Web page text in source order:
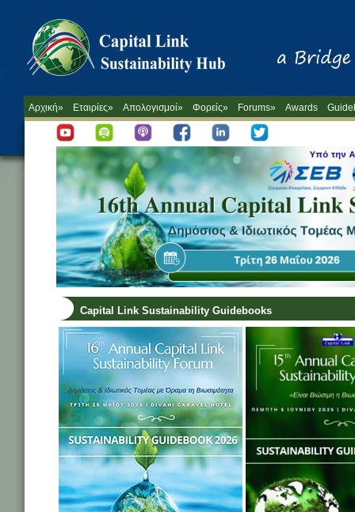
Αρχική» Εταιρίες» Απολογισμοί» Φορείς» Forums» Awards
Capital Link Sustainability Guidebooks